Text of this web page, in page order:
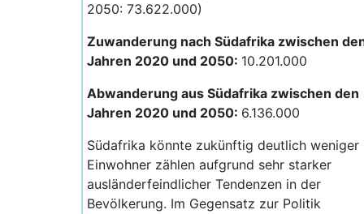
2050: 73.622.000)
Zuwanderung nach Südafrika zwischen
Jahren 2020 und 2050: 10.201.000
Abwanderung aus Südafrika zwischen den
Jahren 2020 und 2050: 6.136.000
Südafrika könnte zukünftig deutlich weniger
Einwohner zählen aufgrund sehr starker
ausländerfeindlicher Tendenzen in der
Bevölkerung. Im Gegensatz zur Politik